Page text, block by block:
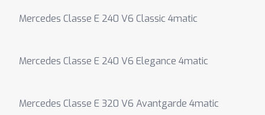
Mercedes Classe E 240 V6 Classic 4matic
Mercedes Classe E 240 V6 Elegance 4matic
Mercedes Classe E 320 V6 Avantgarde 4matic